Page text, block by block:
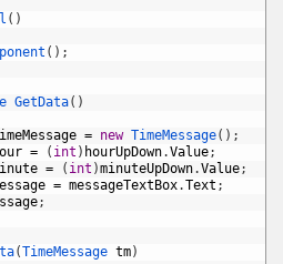
( )
( ) ;
GetData( )
= new TimeMessage( ) ;
= ( int ) hourUpDown.Value;
= ( int )minuteUpDown.Value;
= messageTextBox.Text ;
;
(TimeMessage tm)